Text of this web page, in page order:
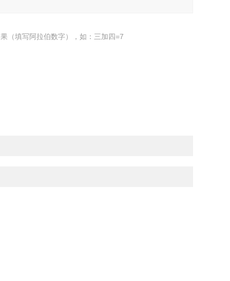
（填写阿拉伯数字），如：三加四=7